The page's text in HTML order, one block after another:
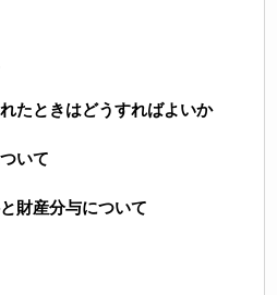
たときはどうすればよいか
いて
財産分与について